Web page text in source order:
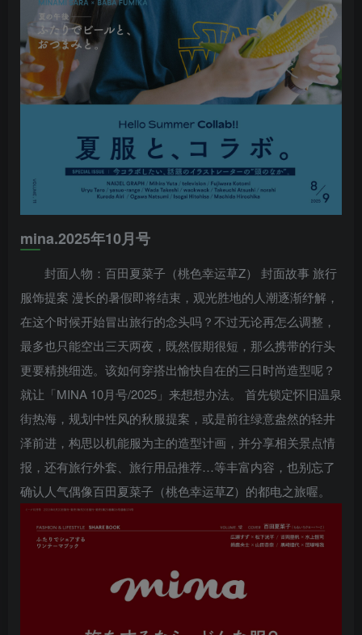
mina.2025年10月号
封面人物：百田夏菜子（桃色幸运草Z） 封面故事 旅行
服饰提案 漫长的暑假即将结束，观光胜地的人潮逐渐纾解，
在这个时候开始冒出旅行的念头吗？不过无论再怎么调整，
最多也只能空出三天两夜，既然假期很短，那么携带的行头
更要精挑细选。该如何穿搭出愉快自在的三日时尚造型呢？
就让「MINA 10月号/2025」来想想办法。 首先锁定怀旧温泉
街热海，规划中性风的秋服提案，或是前往绿意盎然的轻井
泽前进，构思以机能服为主的造型计画，并分享相关景点情
报，还有旅行外套、旅行用品推荐…等丰富内容，也别忘了
确认人气偶像百田夏菜子（桃色幸运草Z）的都电之旅喔。